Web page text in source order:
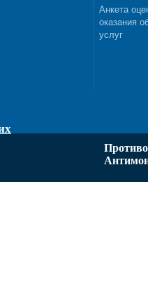
Анкета
оказания
услуг